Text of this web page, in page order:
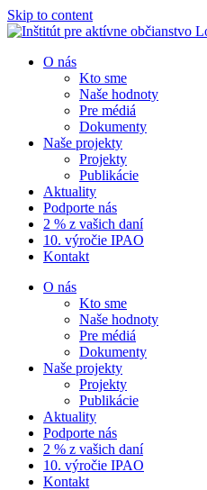
Skip to content
O nás
Kto sme
Naše hodnoty
Pre médiá
Dokumenty
Naše projekty
Projekty
Publikácie
Aktuality
Podporte nás
2 % z vašich daní
10. výročie IPAO
Kontakt
O nás
Kto sme
Naše hodnoty
Pre médiá
Dokumenty
Naše projekty
Projekty
Publikácie
Aktuality
Podporte nás
2 % z vašich daní
10. výročie IPAO
Kontakt